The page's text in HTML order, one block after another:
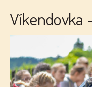
Víkendovka